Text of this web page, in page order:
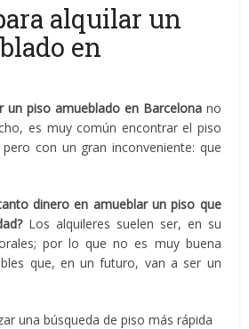
alquilar un
en
un piso amueblado en Barcelonano
es muy común encontrar el piso
con un gran inconveniente: que
dinero en amueblar un piso que
Los alquileres suelen ser, en su
por lo que no es muy buena
que, en un futuro, van a ser un
una búsqueda de piso más rápida